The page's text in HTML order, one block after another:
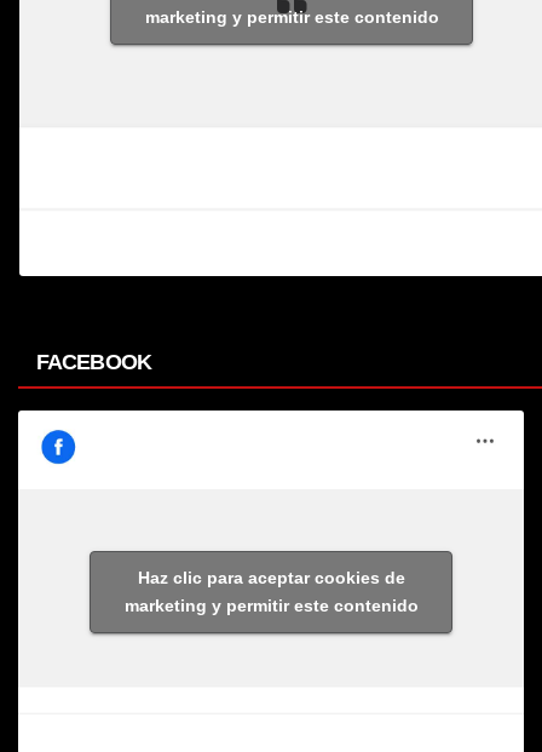
marketing y permitir este contenido
FACEBOOK
Haz clic para aceptar cookies de
marketing y permitir este contenido